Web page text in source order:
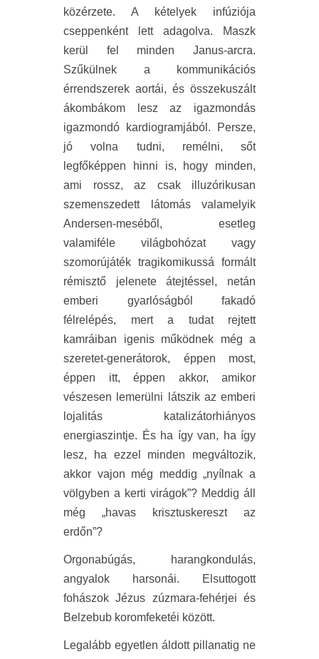
közérzete. A kételyek infúziója
cseppenként lett adagolva. Maszk
kerül fel minden Janus-arcra.
Szűkülnek a kommunikációs
érrendszerek aortái, és összekuszált
ákombákom lesz az igazmondás
igazmondó kardiogramjából. Persze,
jó volna tudni, remélni, sőt
legfőképpen hinni is, hogy minden,
ami rossz, az csak illuzórikusan
szemenszedett látomás valamelyik
Andersen-meséből, esetleg
valamiféle világbohózat vagy
szomorújáték tragikomikussá formált
rémisztő jelenete átejtéssel, netán
emberi gyarlóságból fakadó
félrelépés, mert a tudat rejtett
kamráiban igenis működnek még a
szeretet-generátorok, éppen most,
éppen itt, éppen akkor, amikor
vészesen lemerülni látszik az emberi
lojalitás katalizátorhiányos
energiaszintje. És ha így van, ha így
lesz, ha ezzel minden megváltozik,
akkor vajon még meddig „nyílnak a
völgyben a kerti virágok”? Meddig áll
még „havas krisztuskereszt az
erdőn”?
Orgonabúgás, harangkondulás,
angyalok harsonái. Elsuttogott
fohászok Jézus zúzmara-fehérjei és
Belzebub koromfeketéi között.
Legalább egyetlen áldott pillanatig ne